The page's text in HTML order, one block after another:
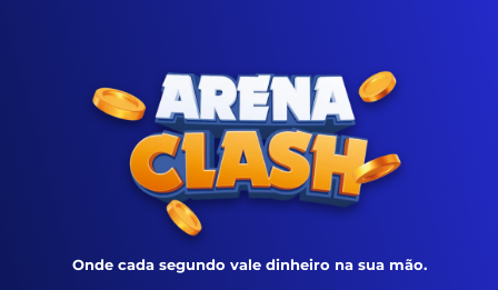
Onde cada segundo vale dinheiro na sua mão.